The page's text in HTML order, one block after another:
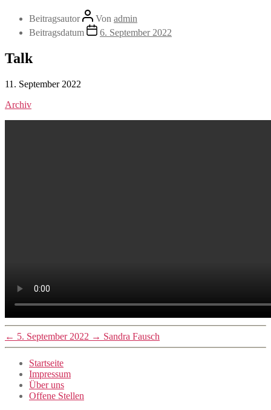
Beitragsautor Von admin
Beitragsdatum
6. September 2022
Talk
11. September 2022
Archiv
← 5. September 2022 → Sandra Fausch
Startseite
Impressum
Über uns
Offene Stellen